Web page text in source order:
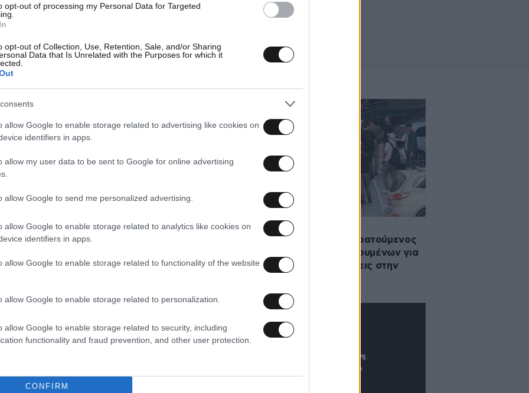
opt-out of processing my Personal Data for Targeted
opt-out of Collection, Use, Retention, Sale, and/or Sharing
Data that Is Unrelated with the Purposes for which it
allow Google to enable storage related to advertising like cookies on
identifiers in apps.
allow my user data to be sent to Google for online advertising
allow Google to send me personalized advertising.
allow Google to enable storage related to analytics like cookies on
identifiers in apps.
allow Google to enable storage related to functionality of the website
allow Google to enable storage related to personalization.
allow Google to enable storage related to security, including
functionality and fraud prevention, and other user protection.
CONFIRM
10
01·06·2026 15:16
Ενώπιον του ανακριτή η πρώτη ομάδα
την Βόρεια Ελλάδα για παράνομες
31·05·2026 11:35
ΟΠΕΚΕΠΕ: Προσωρινά κρατούμενος
ένας εκ των 22 κατηγορουμένων για
τις παράνομες επιδοτήσεις στην